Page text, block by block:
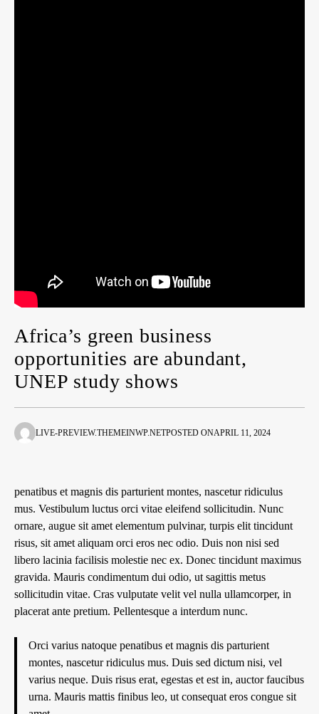
Africa’s green business
opportunities are abundant,
UNEP study shows
LIVE-PREVIEW.THEMEINWP.NETPOSTED ONAPRIL 11, 2024
penatibus et magnis dis parturient montes, nascetur ridiculus
mus. Vestibulum luctus orci vitae eleifend sollicitudin. Nunc
ornare, augue sit amet elementum pulvinar, turpis elit tincidunt
risus, sit amet aliquam orci eros nec odio. Duis non nisi sed
libero lacinia facilisis molestie nec ex. Donec tincidunt maximus
gravida. Mauris condimentum dui odio, ut sagittis metus
sollicitudin vitae. Cras vulputate velit vel nulla ullamcorper, in
placerat ante pretium. Pellentesque a interdum nunc.
Orci varius natoque penatibus et magnis dis parturient
montes, nascetur ridiculus mus. Duis sed dictum nisi, vel
varius neque. Duis risus erat, egestas et est in, auctor faucibus
urna. Mauris mattis finibus leo, ut consequat eros congue sit